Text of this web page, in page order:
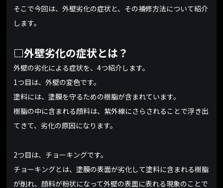
そこで今回は、外壁劣化の症状と、その補修方法について紹介
します。
□外壁劣化の症状とは？
外壁の劣化による症状を、4つ紹介します。
1つ目は、外壁の変色です。
塗料には、塗膜を守るための樹脂が含まれています。
樹脂の中に含まれる顔料は、紫外線にさらされることで浮き出
てきて、劣化の原因になります。
2つ目は、チョーキングです。
チョーキングとは、塗膜の表面が劣化して塗料に含まれる樹脂
が削れ、顔料が粉状になって外壁の表面に表れる現象のことで